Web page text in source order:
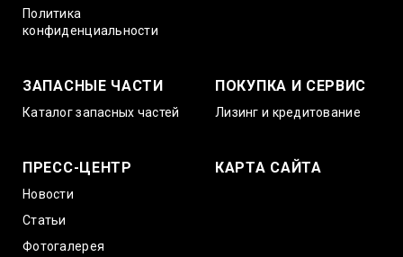
Политика
конфиденциальности
ЗАПАСНЫЕ ЧАСТИ
Каталог запасных частей
ПОКУПКА И СЕРВИС
Лизинг и кредитование
ПРЕСС-ЦЕНТР
Новости
Статьи
Фотогалерея
КАРТА САЙТА